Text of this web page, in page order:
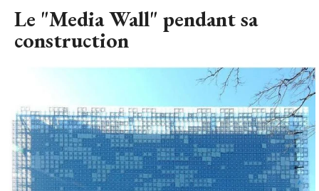
Le "Media Wall" pendant sa
construction